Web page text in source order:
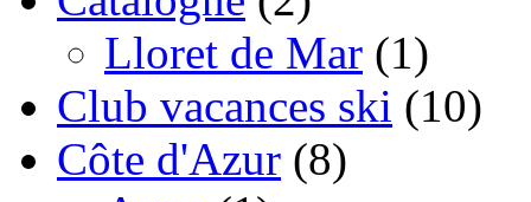
Lloret de Mar (1)
Club vacances ski (10)
Côte d'Azur (8)